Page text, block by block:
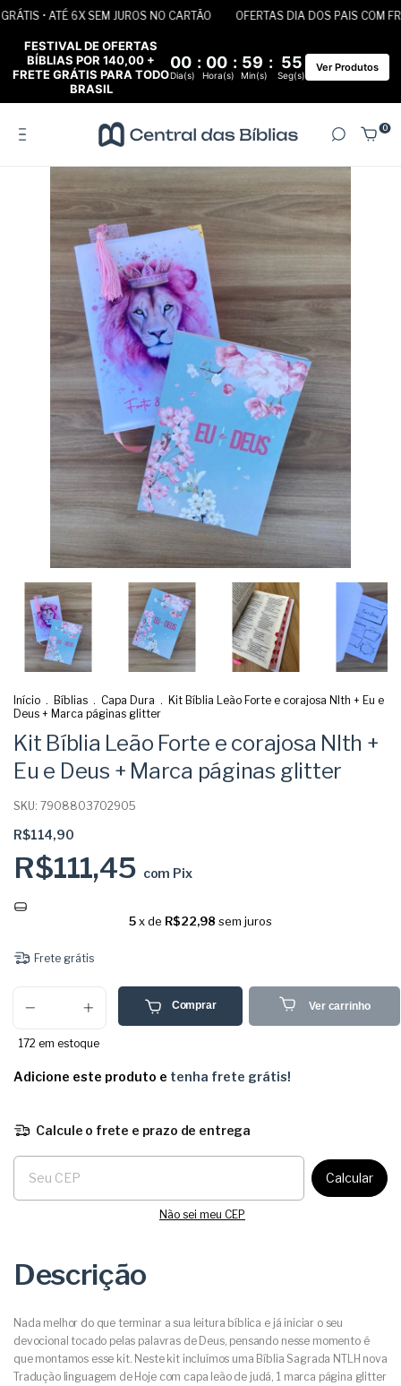
• ATÉ 6X SEM JUROS NO CARTÃO OFERTAS DIA DOS PAIS COM
FESTIVAL DE OFERTAS
BÍBLIAS POR 140,00 +
FRETE GRÁTIS PARA TODO
BRASIL
00 : 00 : 59 : 54
Dia(s) Hora(s) Min(s) Seg(s)
Ver Produtos
0
Início . Bíblias . Capa Dura . Kit Bíblia Leão Forte e corajosa Nlth + Eu e
Deus + Marca páginas glitter
Kit Bíblia Leão Forte e corajosa Nlth +
Eu e Deus + Marca páginas glitter
SKU: 7908803702905
R$114,90
R$111,45 com Pix
5x de R$22,98 sem juros
Frete grátis
172 em estoque
Comprar Ver carrinho
Adicione este produto e tenha frete grátis!
Calcule o frete e prazo de entrega
Entregas para o CEP:
Calcular
Não sei meu CEP
Descrição
Nada melhor do que terminar a sua leitura bíblica e já iniciar o seu
devocional tocado pelas palavras de Deus, pensando nesse momento é
que montamos esse kit. Neste kit incluímos uma Bíblia Sagrada NTLH nova
Tradução linguagem de Hoje com capa leão de judá, 1 marca página glitter